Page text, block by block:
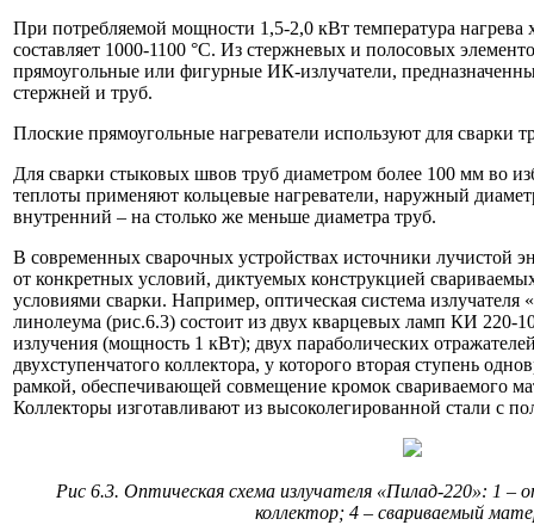
При потребляемой мощности 1,5-2,0 кВт температура нагрева
составляет 1000-1100 °С. Из стержневых и полосовых
прямоугольные или фигурные ИК-излучатели,
стержней и труб.
Плоские прямоугольные нагреватели используют для сварки
Для сварки стыковых швов труб диаметром более 100 мм во
теплоты применяют кольцевые нагреватели, наружный
внутренний – на столько же меньше диаметра труб.
В современных сварочных устройствах источники лучистой
от конкретных условий, диктуемых конструкцией
условиями сварки. Например, оптическая система излучателя
линолеума (рис.6.3) состоит из двух кварцевых ламп КИ 220-
излучения (мощность 1 кВт); двух параболических
двухступенчатого коллектора, у которого вторая ступень
рамкой, обеспечивающей совмещение кромок свариваемого
Коллекторы изготавливают из высоколегированной стали с
Рис 6.3. Оптическая схема излучателя «Пилад-220»: 1 –
коллектор; 4 – свариваемый